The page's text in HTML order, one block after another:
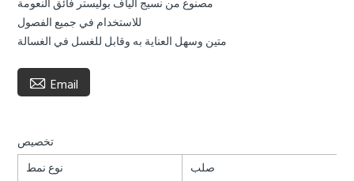
مصنوع من نسيج ألياف بوليستر فائق النعومة
للاستخدام في جميع الفصول
متين وسهل العناية به وقابل للغسل في الغسالة
 Email
تخصيص
نوع نمط
صلب